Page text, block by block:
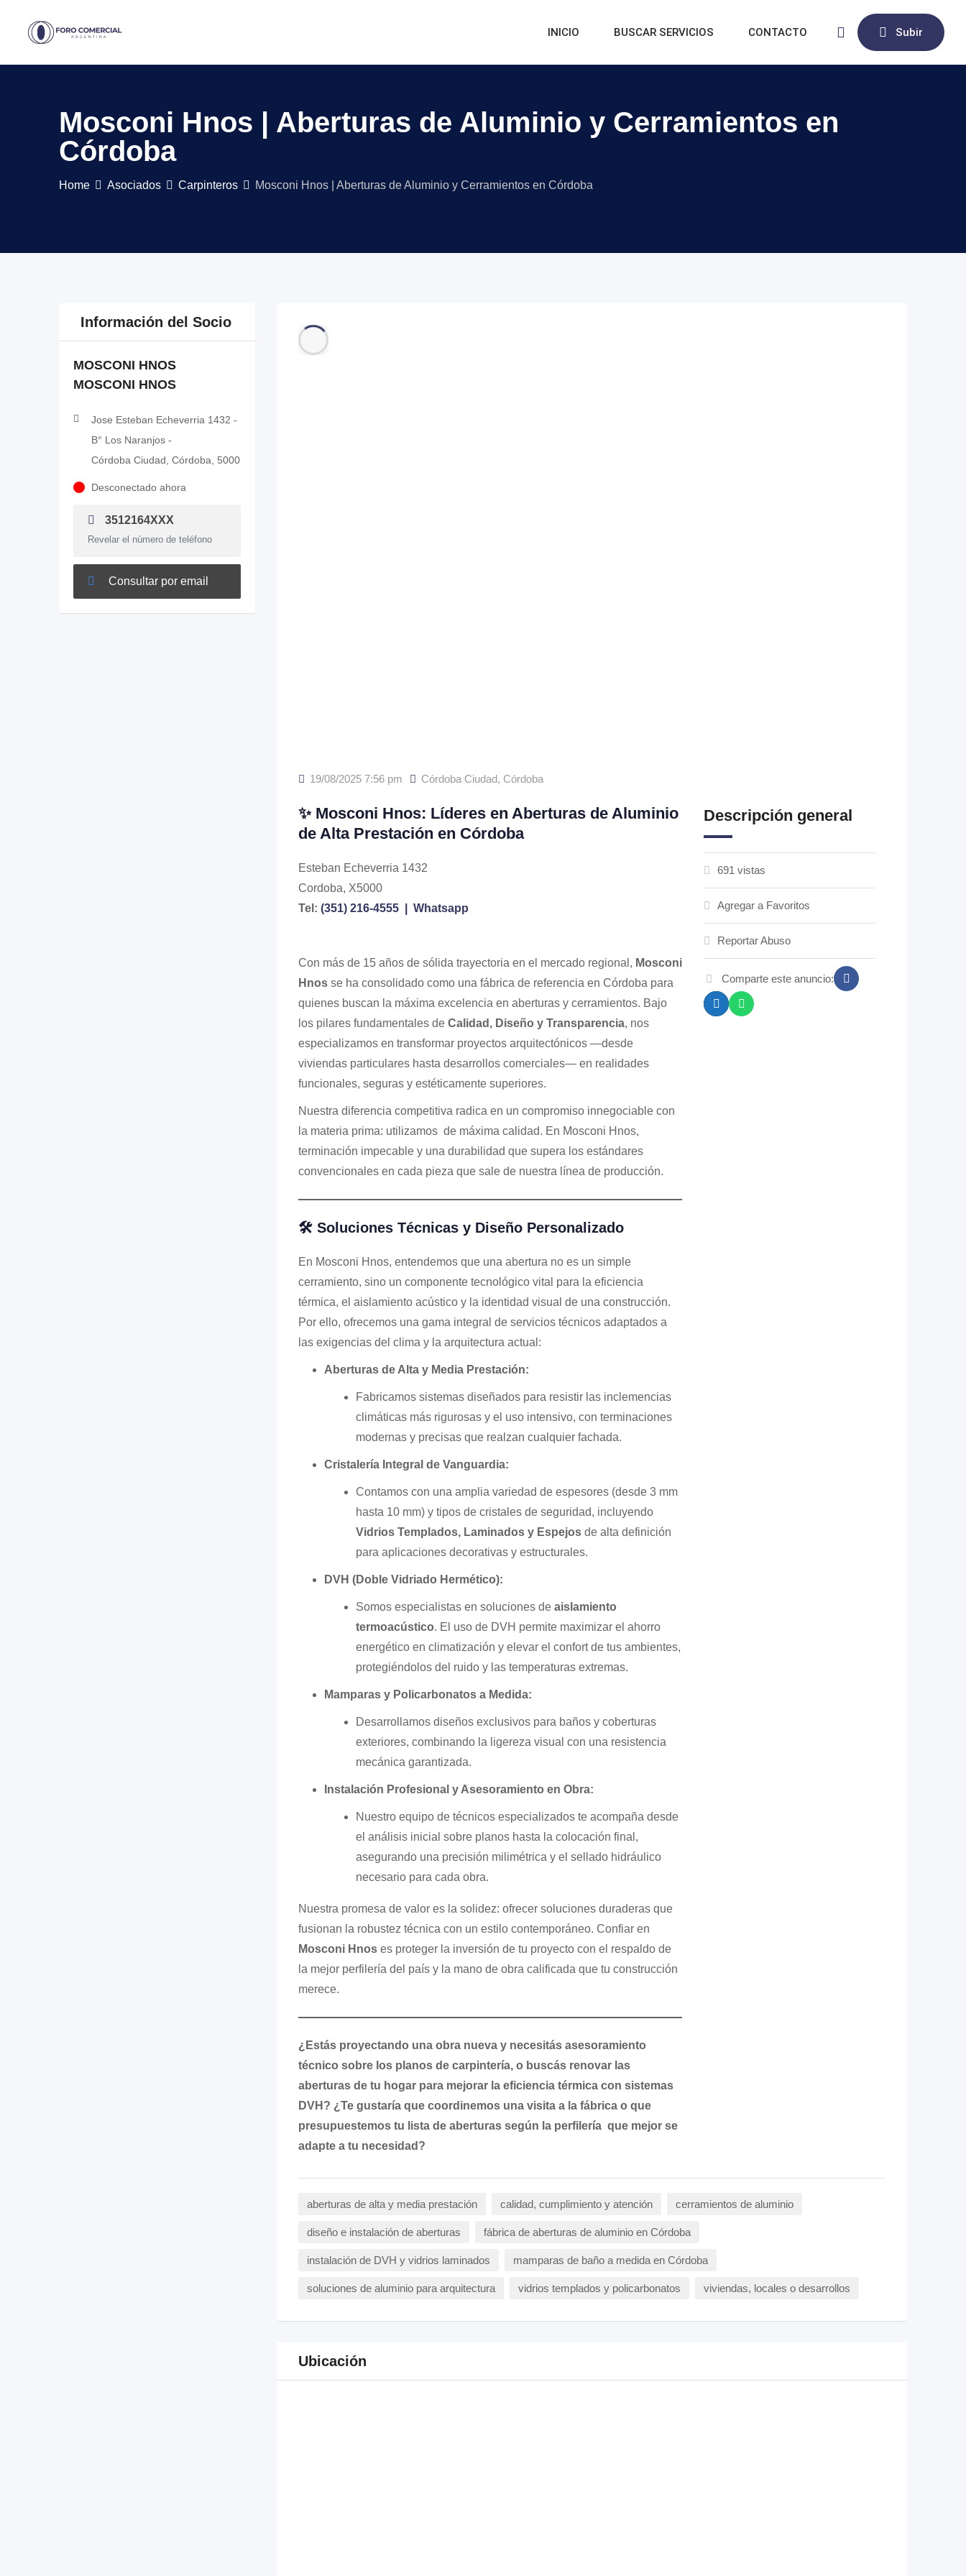
Subir
INICIO BUSCAR SERVICIOS CONTACTO
Mosconi Hnos | Aberturas de Aluminio y Cerramientos en
Córdoba
Home Asociados Carpinteros Mosconi Hnos | Aberturas de Aluminio y Cerramientos en Córdoba
Información del Socio
MOSCONI HNOS
MOSCONI HNOS
Jose Esteban Echeverria 1432 -
B° Los Naranjos -
Córdoba Ciudad, Córdoba, 5000
Desconectado ahora
3512164XXX
Revelar el número de teléfono
Consultar por email
19/08/2025 7:56 pm Córdoba Ciudad, Córdoba
✨ Mosconi Hnos: Líderes en Aberturas de Aluminio
de Alta Prestación en Córdoba
Esteban Echeverria 1432
Cordoba, X5000
Tel: (351) 216-4555 | Whatsapp
Con más de 15 años de sólida trayectoria en el mercado regional, Mosconi
Hnosse ha consolidado como una fábrica de referencia en Córdoba para
quienes buscan la máxima excelencia en aberturas y cerramientos. Bajo
los pilares fundamentales de Calidad, Diseño y Transparencia, nos
especializamos en transformar proyectos arquitectónicos —desde
viviendas particulares hasta desarrollos comerciales— en realidades
funcionales, seguras y estéticamente superiores.
Nuestra diferencia competitiva radica en un compromiso innegociable con
la materia prima: utilizamos de máxima calidad. En Mosconi Hnos,
terminación impecable y una durabilidad que supera los estándares
convencionales en cada pieza que sale de nuestra línea de producción.
🛠️ Soluciones Técnicas y Diseño Personalizado
En Mosconi Hnos, entendemos que una abertura no es un simple
cerramiento, sino un componente tecnológico vital para la eficiencia
térmica, el aislamiento acústico y la identidad visual de una construcción.
Por ello, ofrecemos una gama integral de servicios técnicos adaptados a
las exigencias del clima y la arquitectura actual:
Aberturas de Alta y Media Prestación:
Fabricamos sistemas diseñados para resistir las inclemencias
climáticas más rigurosas y el uso intensivo, con terminaciones
modernas y precisas que realzan cualquier fachada.
Cristalería Integral de Vanguardia:
Contamos con una amplia variedad de espesores (desde 3 mm
hasta 10 mm) y tipos de cristales de seguridad, incluyendo
Vidrios Templados, Laminados y Espejosde alta definición
para aplicaciones decorativas y estructurales.
DVH (Doble Vidriado Hermético):
Somos especialistas en soluciones de aislamiento
termoacústico. El uso de DVH permite maximizar el ahorro
energético en climatización y elevar el confort de tus ambientes,
protegiéndolos del ruido y las temperaturas extremas.
Mamparas y Policarbonatos a Medida:
Desarrollamos diseños exclusivos para baños y coberturas
exteriores, combinando la ligereza visual con una resistencia
mecánica garantizada.
Instalación Profesional y Asesoramiento en Obra:
Nuestro equipo de técnicos especializados te acompaña desde
el análisis inicial sobre planos hasta la colocación final,
asegurando una precisión milimétrica y el sellado hidráulico
necesario para cada obra.
Nuestra promesa de valor es la solidez: ofrecer soluciones duraderas que
fusionan la robustez técnica con un estilo contemporáneo. Confiar en
Mosconi Hnoses proteger la inversión de tu proyecto con el respaldo de
la mejor perfilería del país y la mano de obra calificada que tu construcción
merece.
¿Estás proyectando una obra nueva y necesitás asesoramiento
técnico sobre los planos de carpintería, o buscás renovar las
aberturas de tu hogar para mejorar la eficiencia térmica con sistemas
DVH? ¿Te gustaría que coordinemos una visita a la fábrica o que
presupuestemos tu lista de aberturas según la perfilería que mejor se
adapte a tu necesidad?
Descripción general
691 vistas
Agregar a Favoritos
Reportar Abuso
Comparte este anuncio:
aberturas de alta y media prestación calidad, cumplimiento y atención cerramientos de aluminio
diseño e instalación de aberturas fábrica de aberturas de aluminio en Córdoba
instalación de DVH y vidrios laminados mamparas de baño a medida en Córdoba
soluciones de aluminio para arquitectura vidrios templados y policarbonatos viviendas, locales o desarrollos
Ubicación